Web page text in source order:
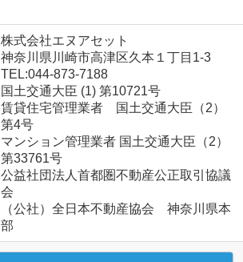
株式会社エヌアセット
神奈川県川崎市高津区久本１丁目1-3
TEL:044-873-7188
国土交通大臣 (1) 第10721号
賃貸住宅管理業者 国土交通大臣（2）
第4号
マンション管理業者 国土交通大臣（2）
第33761号
公益社団法人首都圏不動産公正取引協議
会
（公社）全日本不動産協会 神奈川県本
部